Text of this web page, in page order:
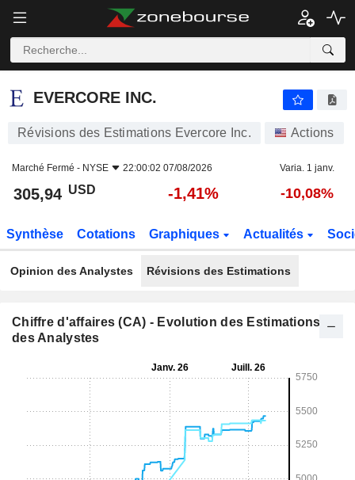
EVERCORE INC.
EVERCORE INC.
Révisions des Estimations Evercore Inc. Actions
Marché Fermé - NYSE 22:00:02 07/08/2026 Varia. 1 janv.
305,94 USD -1,41% -10,08%
Synthèse Cotations Graphiques Actualités
Opinion des Analystes Révisions des Estimations
Chiffre d'affaires (CA) - Evolution des Estimations
des Analystes